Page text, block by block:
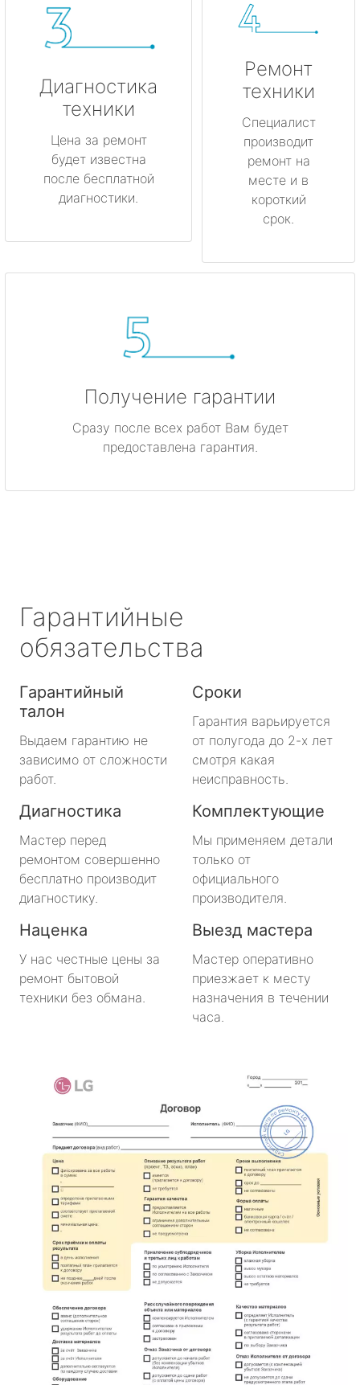
Диагностика
техники
Цена за ремонт
будет известна
после бесплатной
диагностики.
Ремонт
техники
Специалист
производит
ремонт на
месте и в
короткий
срок.
Получение гарантии
Сразу после всех работ Вам будет
предоставлена гарантия.
Гарантийные
обязательства
Гарантийный
талон
Выдаем гарантию не
зависимо от сложности
работ.
Сроки
Гарантия варьируется
от полугода до 2-х лет
смотря какая
неисправность.
Диагностика
Мастер перед
ремонтом совершенно
бесплатно производит
диагностику.
Комплектующие
Мы применяем детали
только от
официального
производителя.
Наценка
У нас честные цены за
ремонт бытовой
техники без обмана.
Выезд мастера
Мастер оперативно
приезжает к месту
назначения в течении
часа.